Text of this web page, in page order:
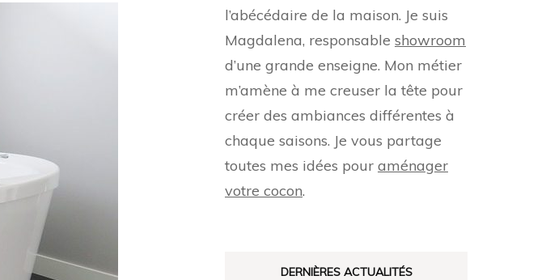
l’abécédaire de la maison. Je suis
Magdalena, responsable showroom
d’une grande enseigne. Mon métier
m’amène à me creuser la tête pour
créer des ambiances différentes à
chaque saisons. Je vous partage
toutes mes idées pour aménager
votre cocon.
DERNIÈRES ACTUALITÉS